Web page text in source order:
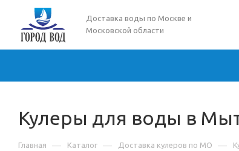
Доставка воды по Москве и
Московской области
Кулеры для воды в
Главная — Каталог — Доставка кулеров по МО —